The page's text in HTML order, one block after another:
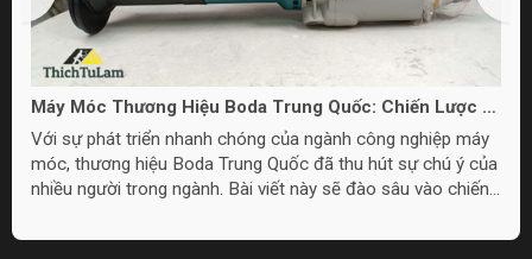
Máy Móc Thương Hiệu Boda Trung Quốc: Chiến Lược và
Chất Lượng
Với sự phát triển nhanh chóng của ngành công nghiệp máy
móc, thương hiệu Boda Trung Quốc đã thu hút sự chú ý của
nhiều người trong ngành. Bài viết này sẽ đào sâu vào chiến
Trung Quốc.